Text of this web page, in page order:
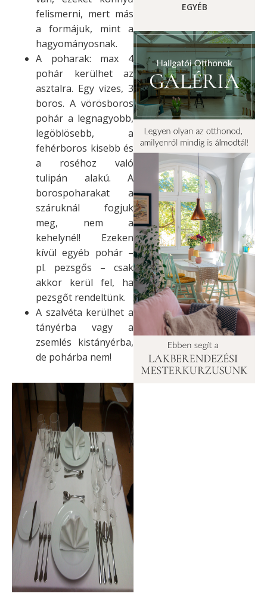
felismerni, mert más
a formájuk, mint a
hagyományosnak.
A poharak: max 4
pohár kerülhet az
asztalra. Egy vizes, 3
boros. A vörösboros
pohár a legnagyobb,
legöblösebb, a
fehérboros kisebb és
a roséhoz való
tulipán alakú. A
borospoharakat a
száruknál fogjuk
meg, nem a
kehelynél! Ezeken
kívül egyéb pohár –
pl. pezsgős – csak
akkor kerül fel, ha
pezsgőt rendeltünk.
A szalvéta kerülhet a
tányérba vagy a
zsemlés kistányérba,
de pohárba nem!
EGYÉB